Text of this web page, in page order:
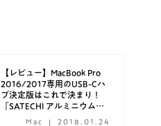
【レビュー】MacBook Pro
2016/2017専用のUSB-Cハ
ブ決定版はこれで決まり！
『SATECHI アルミニウム
Mac 2018.01.24